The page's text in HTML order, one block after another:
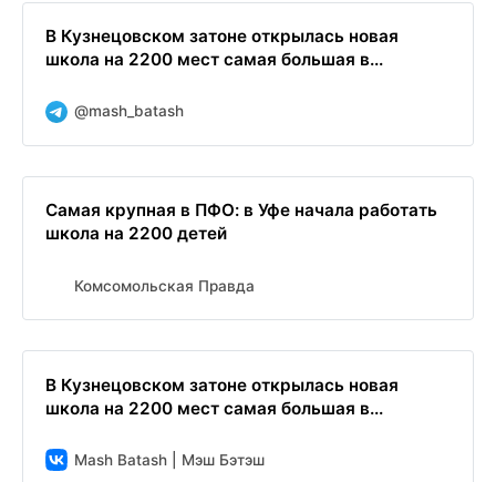
В Кузнецовском затоне открылась новая
школа на 2200 мест самая большая в...
@mash_batash
Самая крупная в ПФО: в Уфе начала работать
школа на 2200 детей
Комсомольская Правда
В Кузнецовском затоне открылась новая
школа на 2200 мест самая большая в...
Mash Batash | Мэш Бэтэш